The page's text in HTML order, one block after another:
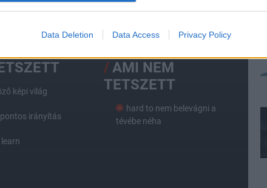
Data Deletion Data Access Privacy Policy
képi világ
irányítás
AMI NEM
TETSZETT
hard to nem belevágni a
tévébe néha